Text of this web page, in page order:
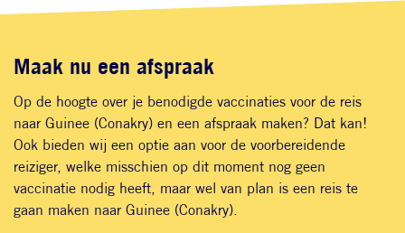
Maak nu een afspraak
Op de hoogte over je benodigde vaccinaties voor de reis
naar Guinee (Conakry) en een afspraak maken? Dat kan!
Ook bieden wij een optie aan voor de voorbereidende
reiziger, welke misschien op dit moment nog geen
vaccinatie nodig heeft, maar wel van plan is een reis te
gaan maken naar Guinee (Conakry).